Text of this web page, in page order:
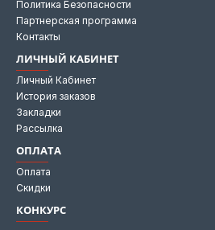
Политика Безопасности
Партнерская программа
Контакты
ЛИЧНЫЙ КАБИНЕТ
Личный Кабинет
История заказов
Закладки
Рассылка
ОПЛАТА
Оплата
Скидки
КОНКУРС